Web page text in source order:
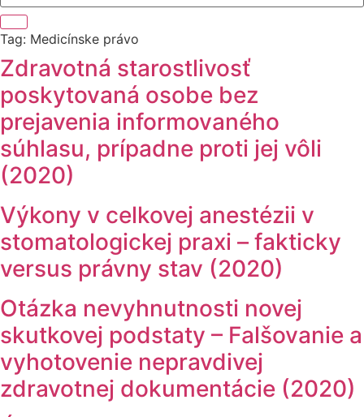
Tag: Medicínske právo
Zdravotná starostlivosť
poskytovaná osobe bez
prejavenia informovaného
súhlasu, prípadne proti jej vôli
(2020)
Výkony v celkovej anestézii v
stomatologickej praxi – fakticky
versus právny stav (2020)
Otázka nevyhnutnosti novej
skutkovej podstaty – Falšovanie a
vyhotovenie nepravdivej
zdravotnej dokumentácie (2020)